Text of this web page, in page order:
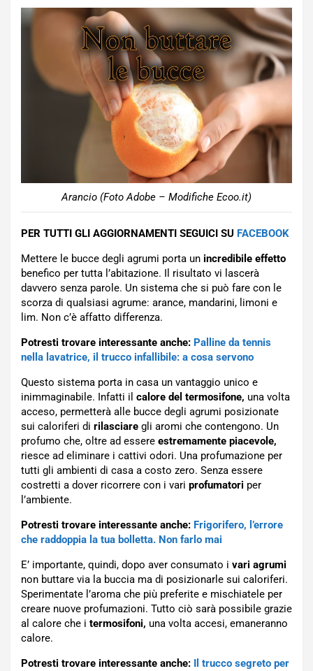
Arancio (Foto Adobe – Modifiche Ecoo.it)
PER TUTTI GLI AGGIORNAMENTI SEGUICI SU FACEBOOK
Mettere le bucce degli agrumi porta un incredibile effetto
benefico per tutta l’abitazione. Il risultato vi lascerà
davvero senza parole. Un sistema che si può fare con le
scorza di qualsiasi agrume: arance, mandarini, limoni e
lim. Non c’è affatto differenza.
Potresti trovare interessante anche: Palline da tennis
nella lavatrice, il trucco infallibile: a cosa servono
Questo sistema porta in casa un vantaggio unico e
inimmaginabile. Infatti il calore del termosifone, una volta
acceso, permetterà alle bucce degli agrumi posizionate
sui caloriferi di rilasciare gli aromi che contengono. Un
profumo che, oltre ad essere estremamente piacevole,
riesce ad eliminare i cattivi odori. Una profumazione per
tutti gli ambienti di casa a costo zero. Senza essere
costretti a dover ricorrere con i vari profumatori per
l’ambiente.
Potresti trovare interessante anche: Frigorifero, l’errore
che raddoppia la tua bolletta. Non farlo mai
E’ importante, quindi, dopo aver consumato i vari agrumi
non buttare via la buccia ma di posizionarle sui caloriferi.
Sperimentate l’aroma che più preferite e mischiatele per
creare nuove profumazioni. Tutto ciò sarà possibile grazie
al calore che i termosifoni, una volta accesi, emaneranno
calore.
Potresti trovare interessante anche:
Il trucco segreto per